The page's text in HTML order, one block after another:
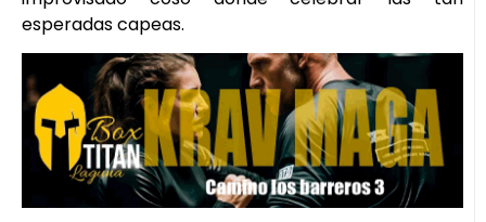
esperadas capeas.